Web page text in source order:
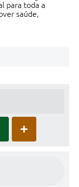
para toda a
saúde,